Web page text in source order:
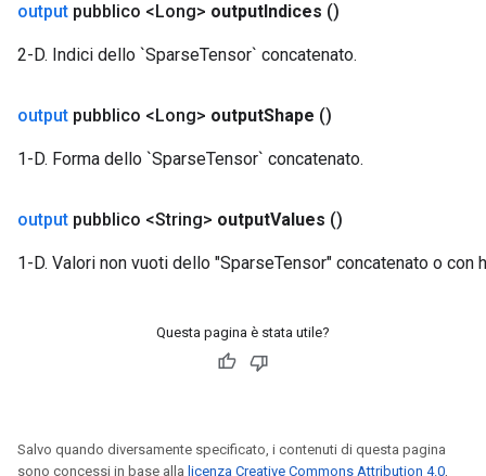
output pubblico <Long> outputIndices ()
2-D. Indici dello `SparseTensor` concatenato.
output pubblico <Long> outputShape ()
1-D. Forma dello `SparseTensor` concatenato.
output pubblico <String> outputValues ​​()
1-D. Valori non vuoti dello "SparseTensor" concatenato o con
Questa pagina è stata utile?
Salvo quando diversamente specificato, i contenuti di questa pagina
sono concessi in base alla licenza Creative Commons Attribution 4.0,